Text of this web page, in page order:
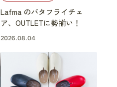
Lafma のバタフライチェ
ア、OUTLETに勢揃い！
2026.08.04